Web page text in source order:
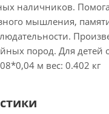
наличников.
мышления,
пород. Для детей
м вес: 0.402 кг